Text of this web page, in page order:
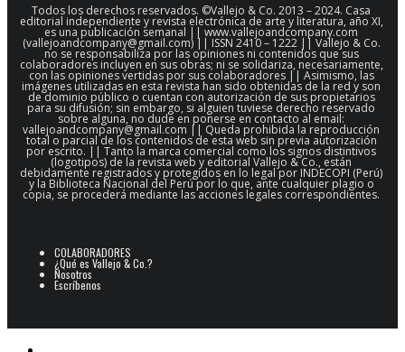
(vallejoandcompany@gmail.com) || ISSN 2410 – 1222 || Vallejo & Co.
no se responsabiliza por las opiniones ni contenidos que sus
colaboradores incluyen en sus obras; ni se solidariza, necesariamente,
con las opiniones vertidas por sus colaboradores || Asimismo, las
imágenes utilizadas en esta revista han sido obtenidas de la red y son
de dominio público o cuentan con autorización de sus propietarios
para su difusión; sin embargo, si alguien tuviese derecho reservado
sobre alguna, no dude en ponerse en contacto al email:
vallejoandcompany@gmail.com || Queda prohibida la reproducción
total o parcial de los contenidos de esta web sin previa autorización
por escrito. || Tanto la marca comercial como los signos distintivos
(logotipos) de la revista web y editorial Vallejo & Co., están
debidamente registrados y protegidos en lo legal por INDECOPI (Perú)
y la Biblioteca Nacional del Perú por lo que, ante cualquier plagio o
copia, se procederá mediante las acciones legales correspondientes.
Escríbenos